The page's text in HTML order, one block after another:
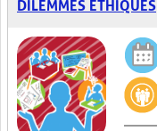
DILEMMES ÉTHIQUES